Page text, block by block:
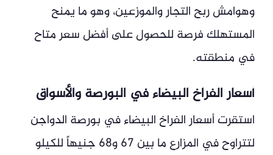
وهوامش ربح التجار والموزعين، وهو ما يمنح
المستهلك فرصة للحصول على أفضل سعر متاح
في منطقته.
أسعار الفراخ البيضاء في البورصة والأسواق
استقرت أسعار الفراخ البيضاء في بورصة الدواجن
لتتراوح في المزارع ما بين 67 و68 جنيهاً للكيلو